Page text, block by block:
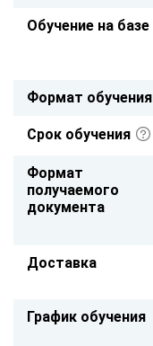
Обучение на базе
Формат обучения
Срок обучения
Формат
получаемого
документа
Доставка
График обучения